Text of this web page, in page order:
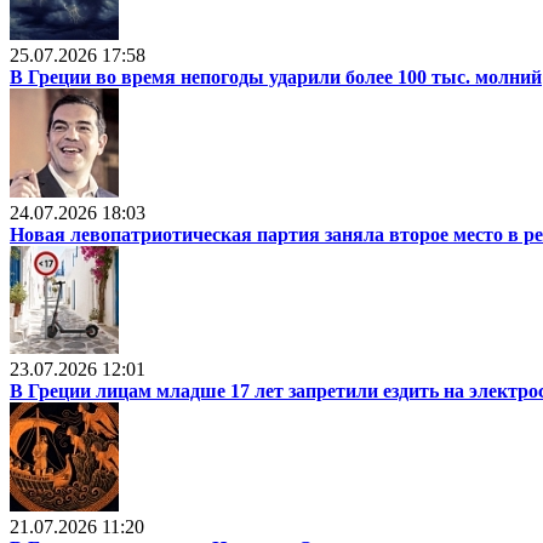
25.07.2026 17:58
В Греции во время непогоды ударили более 100 тыс. молний
24.07.2026 18:03
Новая левопатриотическая партия заняла второе место в
23.07.2026 12:01
В Греции лицам младше 17 лет запретили ездить на
21.07.2026 11:20